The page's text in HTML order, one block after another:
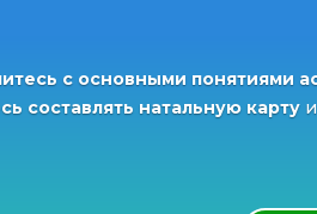
с основными понятиями
составлять натальную картуи